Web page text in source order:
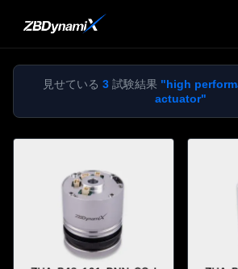
見せている 3 試験結果 "high
actuator"